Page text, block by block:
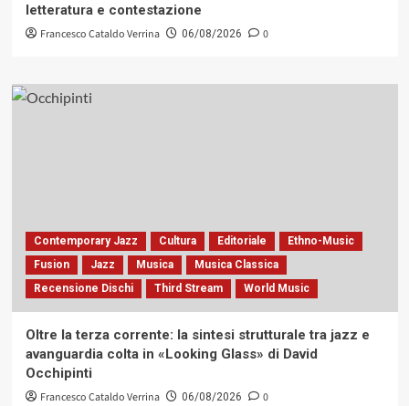
letteratura e contestazione
Francesco Cataldo Verrina 06/08/2026 0
Contemporary Jazz Cultura Editoriale
Ethno-Music
Fusion
Jazz Musica
Musica Classica
Recensione Dischi
Third Stream World Music
Oltre la terza corrente: la sintesi strutturale tra jazz e
avanguardia colta in «Looking Glass» di David
Occhipinti
Francesco Cataldo Verrina 06/08/2026 0